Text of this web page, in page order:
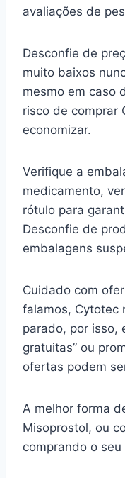
avaliações de
Desconfie de
muito baixos
mesmo em caso
risco de comprar
economizar.
Verifique a
medicamento,
rótulo para
Desconfie de
embalagens
Cuidado com
falamos, Cytotec
parado, por isso,
gratuitas” ou
ofertas podem
A melhor forma
Misoprostol, ou
comprando o